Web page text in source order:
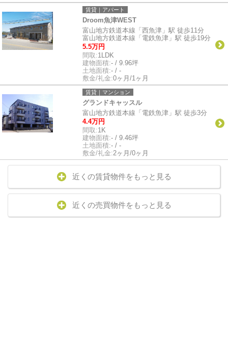
賃貸｜アパート
Droom魚津WEST
富山地方鉄道本線「西魚津」駅 徒歩11分
富山地方鉄道本線「電鉄魚津」駅 徒歩19分
5.5万円
間取:1LDK
建物面積:- / 9.96坪
土地面積:- / -
敷金/礼金:0ヶ月/1ヶ月
賃貸｜マンション
グランドキャッスル
富山地方鉄道本線「電鉄魚津」駅 徒歩3分
4.4万円
間取:1K
建物面積:- / 9.46坪
土地面積:- / -
敷金/礼金:2ヶ月/0ヶ月
近くの賃貸物件をもっと見る
近くの売買物件をもっと見る